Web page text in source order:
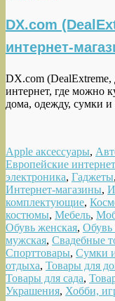
DX.com
интернет-
DX.com
интернет, где можно
дома, одежду, сумки
Apple аксессуары,
Европейские
электроника, Гаджеты,
Интернет-магазины,
комплектующие,
костюмы, Мебель,
Обувь женская, Обувь
мужская, Свадебные
Спорттовары, Сумки
отдыха, Товары для
Товары для сада,
Украшения, Хобби,